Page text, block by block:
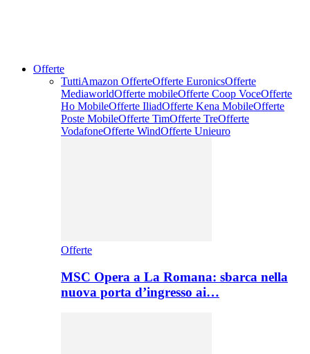
Offerte
TuttiAmazon OfferteOfferte EuronicsOfferte
MediaworldOfferte mobileOfferte Coop VoceOfferte
Ho MobileOfferte IliadOfferte Kena MobileOfferte
Poste MobileOfferte TimOfferte TreOfferte
VodafoneOfferte WindOfferte Unieuro
Offerte
MSC Opera a La Romana: sbarca nella
nuova porta d’ingresso ai…